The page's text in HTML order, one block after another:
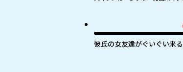
彼氏の女友達がぐいぐい来